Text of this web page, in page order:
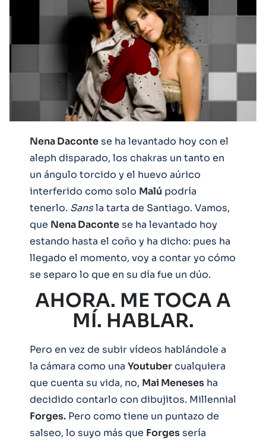
Nena Dacontese ha levantado hoy con el
aleph disparado, los chakras un tanto en
un ángulo torcido y el huevo aúrico
interferido como solo Malú podría
tenerlo. Sansla tarta de Santiago. Vamos,
que Nena Dacontese ha levantado hoy
estando hasta el coño y ha dicho: pues ha
llegado el momento, voy a contar yo cómo
se separo lo que en su día fue un dúo.
AHORA. ME TOCA A
MÍ. HABLAR.
Pero en vez de subir vídeos hablándole a
la cámara como una Youtubercualquiera
que cuenta su vida, no, Mai Meneses ha
decidido contarlo con dibujitos. Millennial
Forges. Pero como tiene un puntazo de
salseo, lo suyo más que Forgessería